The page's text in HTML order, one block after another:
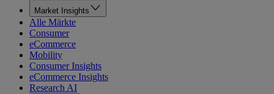
Market Insights
Alle Märkte
Consumer
eCommerce
Mobility
Consumer Insights
eCommerce Insights
Research AI